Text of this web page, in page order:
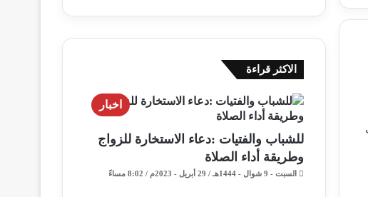
الاكثر قراءة
اخبار
للشباب والفتيات :دعاء الاستخارة للزواج
وطريقة أداء الصلاة
السبت - 9 شوال - 1444هـ / 29 أبريل - 2023م / 8:02 مساءً